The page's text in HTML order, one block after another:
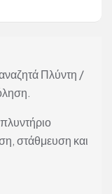
Πλύντη /
στάθμευση και